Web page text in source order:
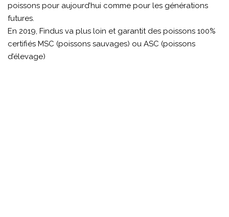
poissons pour aujourd’hui comme pour les générations
futures.
En 2019, Findus va plus loin et garantit des poissons 100%
certifiés MSC (poissons sauvages) ou ASC (poissons
d’élevage)